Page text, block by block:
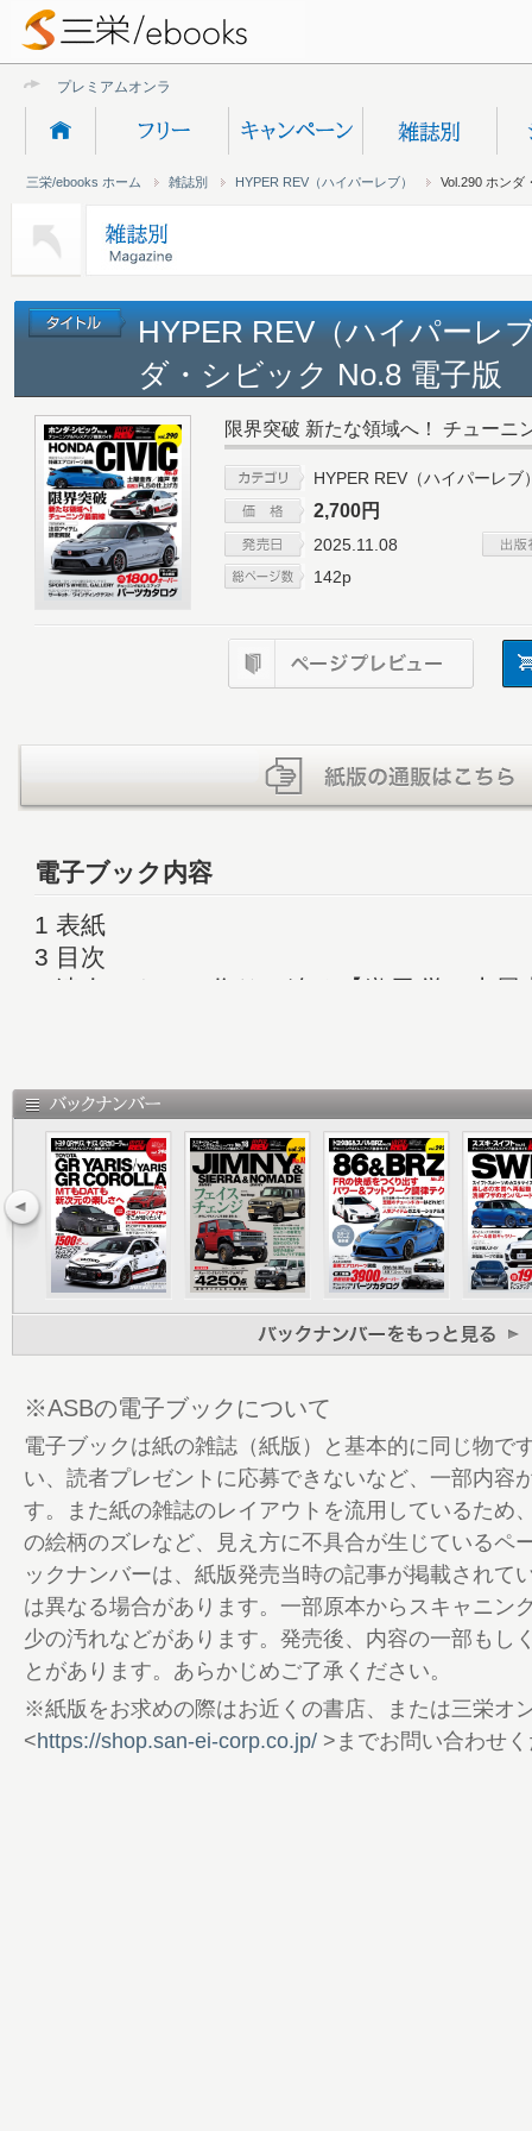
プレミアムオンライン新規
三栄/ebooks ホーム 雑誌別 HYPER REV（ハイパーレブ） Vol.290 ホンダ
HYPER REV（ハイパーレ
ダ・シビック No.8 電子版
限界突破 新たな領域へ！ チューニ
HYPER REV（ハイパーレブ
2,700円
2025.11.08
142p
電子ブック内容
1 表紙
3 目次
4 達人のクルマ作りに迫る【織戸 学／土屋
23 注目デモカー Driving CHECK!
30 CIVIC TYPE R TUNING TOPICS●A PIT
雲
32 FL5チューニング1年間の進化を探る
35 HyperRev Extreme Style
50 HYPER REV SELECTION 注目アイテム
60 頼れるお店を探そう！『全国ショップ
68 Driving Impression HONDA CIVIC
74 高性能と美しさの共演 SPORTS
84 収録パーツ1800点オーバー Tuning ＆
Catalog
※ASBの電子ブックについて
電子ブックは紙の雑誌（紙版）と基本的に同じ物で
い、読者プレゼントに応募できないなど、一部内容
す。また紙の雑誌のレイアウトを流用しているため
の絵柄のズレなど、見え方に不具合が生じているペ
ックナンバーは、紙版発売当時の記事が掲載されて
は異なる場合があります。一部原本からスキャニン
少の汚れなどがあります。発売後、内容の一部もし
とがあります。あらかじめご了承ください。
※紙版をお求めの際はお近くの書店、または三栄オ
<https://shop.san-ei-corp.co.jp/ >までお問い合わせ